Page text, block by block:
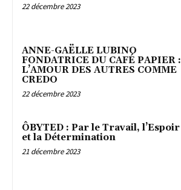
22 décembre 2023
ANNE-GAËLLE LUBINO
FONDATRICE DU CAFÉ PAPIER :
L’AMOUR DES AUTRES COMME
CREDO
22 décembre 2023
ÔBYTED : Par le Travail, l’Espoir
et la Détermination
21 décembre 2023